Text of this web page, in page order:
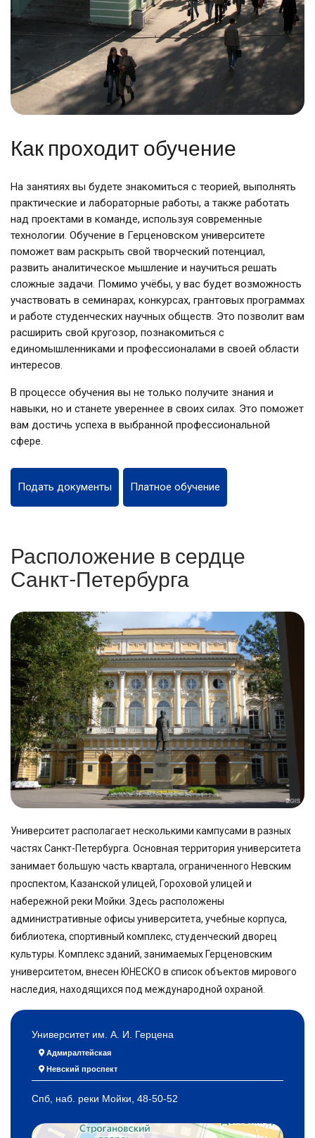
Как проходит обучение
На занятиях вы будете знакомиться с теорией, выполнять
практические и лабораторные работы, а также работать
над проектами в команде, используя современные
технологии. Обучение в Герценовском университете
поможет вам раскрыть свой творческий потенциал,
развить аналитическое мышление и научиться решать
сложные задачи. Помимо учёбы, у вас будет возможность
участвовать в семинарах, конкурсах, грантовых программах
и работе студенческих научных обществ. Это позволит вам
расширить свой кругозор, познакомиться с
единомышленниками и профессионалами в своей области
интересов.
В процессе обучения вы не только получите знания и
навыки, но и станете увереннее в своих силах. Это поможет
вам достичь успеха в выбранной профессиональной
сфере.
Подать документы Платное обучение
Расположение в сердце
Санкт-Петербурга
Университет располагает несколькими кампусами в разных
частях Санкт-Петербурга. Основная территория университета
занимает большую часть квартала, ограниченного Невским
проспектом, Казанской улицей, Гороховой улицей и
набережной реки Мойки. Здесь расположены
административные офисы университета, учебные корпуса,
библиотека, спортивный комплекс, студенческий дворец
культуры. Комплекс зданий, занимаемых Герценовским
университетом, внесен ЮНЕСКО в список объектов мирового
наследия, находящихся под международной охраной.
Университет им. А. И. Герцена
Адмиралтейская
Невский проспект
Спб, наб. реки Мойки, 48-50-52